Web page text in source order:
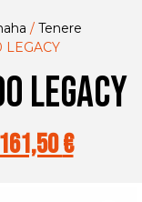
/ Tenere
LEGACY
161,50€